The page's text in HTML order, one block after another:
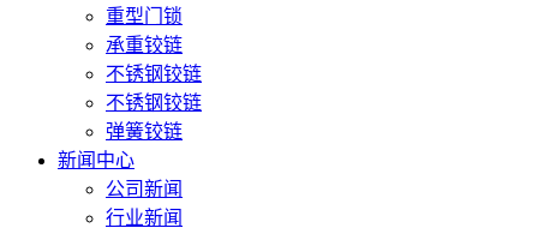
重型门锁
承重铰链
不锈钢铰链
不锈钢铰链
弹簧铰链
新闻中心
公司新闻
行业新闻